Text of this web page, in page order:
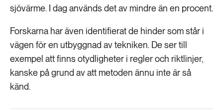
sjövärme. I dag används det av mindre än en procent.
Forskarna har även identifierat de hinder som står i
vägen för en utbyggnad av tekniken. De ser till
exempel att finns otydligheter i regler och riktlinjer,
kanske på grund av att metoden ännu inte är så
känd.